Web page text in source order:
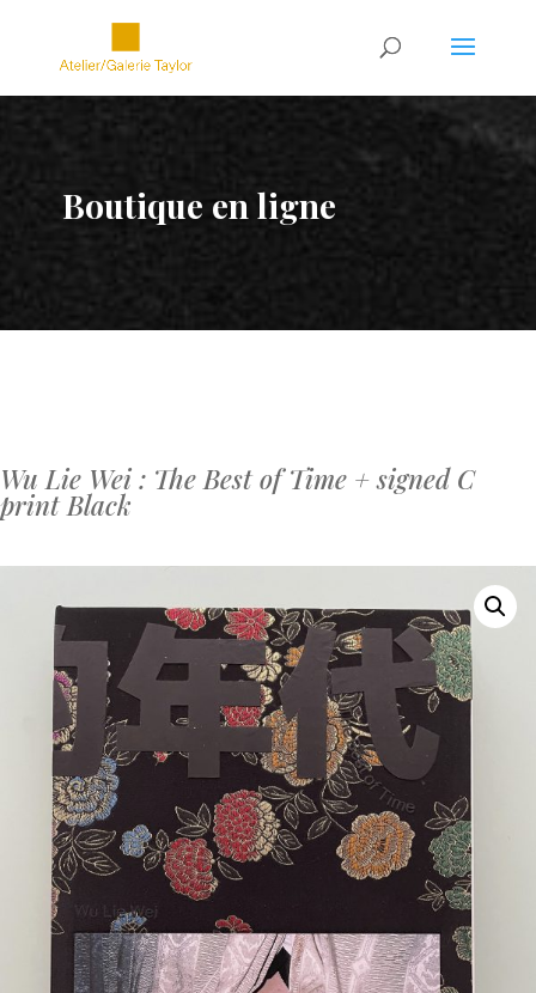
Boutique en ligne
Wu Lie Wei : The Best of Time + signed C
print Black